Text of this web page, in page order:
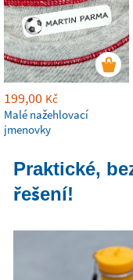
199,00 Kč
Malé nažehlovací
jmenovky
Praktické,
řešení!